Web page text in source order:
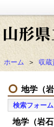
ホーム ＞ 収蔵
地学（
検索フォーム
地学（岩